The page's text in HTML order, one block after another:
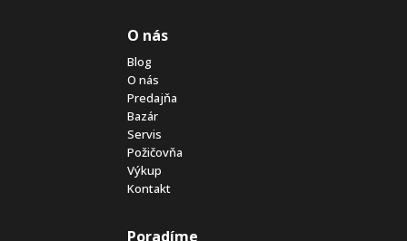
O nás
Blog
O nás
Predajňa
Bazár
Servis
Požičovňa
Výkup
Kontakt
Poradíme